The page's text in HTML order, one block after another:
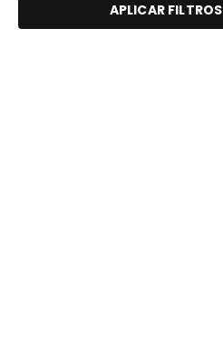
APLICAR FILTROS